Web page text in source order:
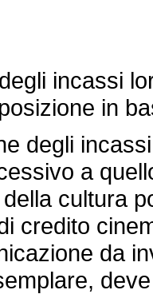
incassi
in
degli incassi
a
cultura
credito
da